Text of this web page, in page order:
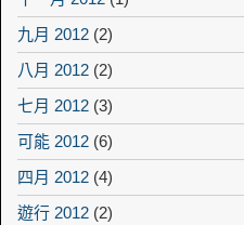
九月 2012 (2)
八月 2012 (2)
七月 2012 (3)
可能 2012 (6)
四月 2012 (4)
遊行 2012 (2)